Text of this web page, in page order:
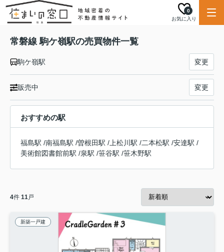
お気に入り
0
常磐線 駒ケ嶺駅の売買物件一覧
駒ケ嶺駅 変更
販売中 変更
おすすめの駅
福島駅 /南福島駅 /曽根田駅 / 上松川駅 /二本松駅 /安達駅 /
美術館図書館前駅 /泉駅 /笹谷駅 /笹木野駅
4件 11戸
新築一戸建